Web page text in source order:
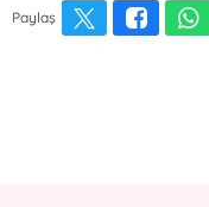
Paylaş